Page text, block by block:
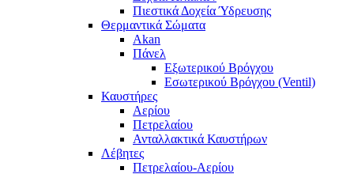
Πιεστικά Δοχεία Ύδρευσης
Θερμαντικά Σώματα
Akan
Πάνελ
Εξωτερικού Βρόγχου
Εσωτερικού Βρόγχου (Ventil)
Καυστήρες
Αερίου
Πετρελαίου
Ανταλλακτικά Καυστήρων
Λέβητες
Πετρελαίου-Αερίου